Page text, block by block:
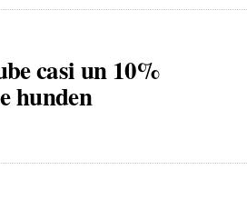
casi un 10%
hunden